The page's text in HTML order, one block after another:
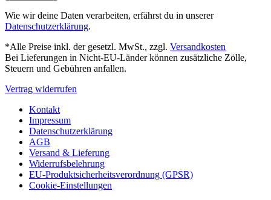
Wie wir deine Daten verarbeiten, erfährst du in unserer
Datenschutzerklärung.
*Alle Preise inkl. der gesetzl. MwSt., zzgl. Versandkosten
Bei Lieferungen in Nicht-EU-Länder können zusätzliche Zölle,
Steuern und Gebühren anfallen.
Vertrag widerrufen
Kontakt
Impressum
Datenschutzerklärung
AGB
Versand & Lieferung
Widerrufsbelehrung
EU-Produktsicherheitsverordnung (GPSR)
Cookie-Einstellungen